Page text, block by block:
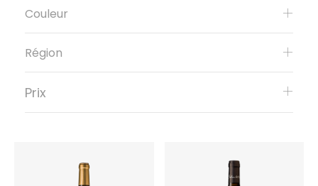
Couleur
Région
Prix